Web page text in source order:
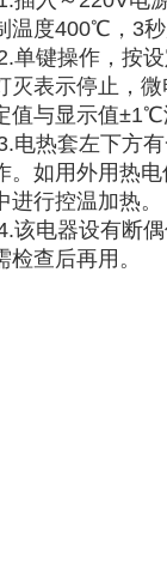
温度400℃，3
单键操作，按
灭表示停止，
值与显示值±1℃
电热套左下方
。如用外用热
进行控温加热。
该电器设有断
检查后再用。